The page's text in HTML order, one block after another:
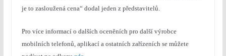
je to zasloužená cena“ dodal jeden z představitelů.
Pro více informací o dalších oceněních pro další výrobce
mobilních telefonů, aplikací a ostatních zařízeních se můžete